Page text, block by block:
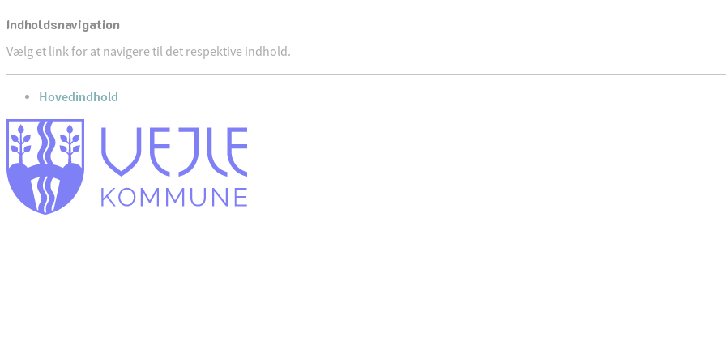
Indholdsnavigation
Vælg et link for at navigere til det respektive indhold.
gå til
Hovedindhold